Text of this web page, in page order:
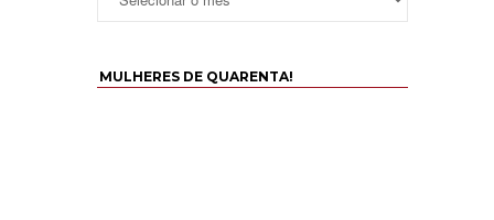
MULHERES DE QUARENTA!